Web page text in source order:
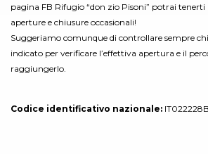
pagina FB Rifugio “don zio Pisoni” potrai tenerti
aperture e chiusure occasionali!
Suggeriamo comunque di controllare sempre
indicato per verificare l’effettiva apertura e il
raggiungerlo.
Codice identificativo nazionale: